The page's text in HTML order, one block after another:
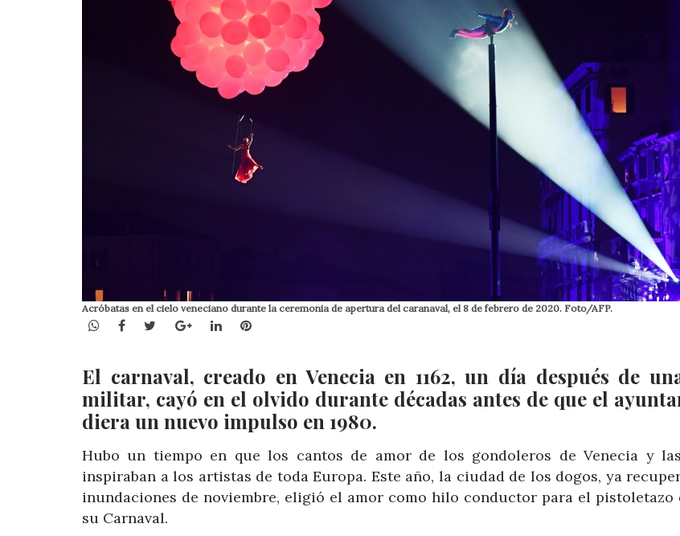
Acróbatas en el cielo veneciano durante la ceremonia de apertura del caranaval, el 8 de febrero de 2020. Foto/AFP.
WhatsApp
Facebook
TwitterGoogle+LinkedInPinterest
El carnaval, creado en Venecia en 1162, un día después de
militar, cayó en el olvido durante décadas antes de que el
diera un nuevo impulso en 1980.
Hubo un tiempo en que los cantos de amor de los gondoleros de Venecia y
inspiraban a los artistas de toda Europa. Este año, la ciudad de los dogos, ya
inundaciones de noviembre, eligió el amor como hilo conductor para el pistoletazo
su Carnaval.